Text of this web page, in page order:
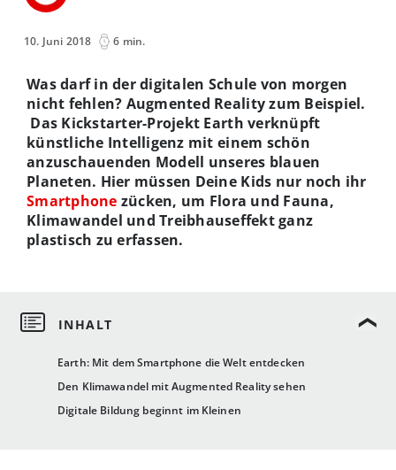
10. Juni 2018 6 min.
Earth: Mit dem Smartphone die Welt entdecken
Den Klimawandel mit Augmented Reality sehen
Digitale Bildung beginnt im Kleinen
Was darf in der digitalen Schule von morgen
nicht fehlen? Augmented Reality zum Beispiel.
Das Kickstarter-Projekt Earth verknüpft
künstliche Intelligenz mit einem schön
anzuschauenden Modell unseres blauen
Planeten. Hier müssen Deine Kids nur noch ihr
Smartphone zücken, um Flora und Fauna,
Klimawandel und Treibhauseffekt ganz
plastisch zu erfassen.